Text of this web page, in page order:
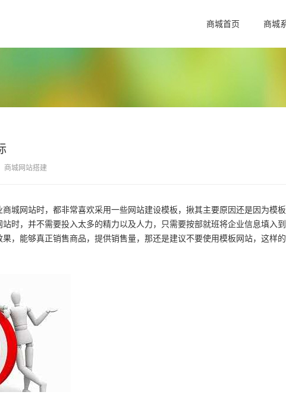
商城首页 商城
商城网站搭建
城网站时，都非常喜欢采用一些网站建设模板，揪其主要原因还是因为模
时，并不需要投入太多的精力以及人力，只需要按部就班将企业信息填入
，能够真正销售商品，提供销售量，那还是建议不要使用模板网站，这样